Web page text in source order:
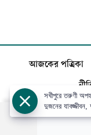
আজকের পত্রিকা
সখীপুরে তরুণী
দুজনের
কারাদণ্ড